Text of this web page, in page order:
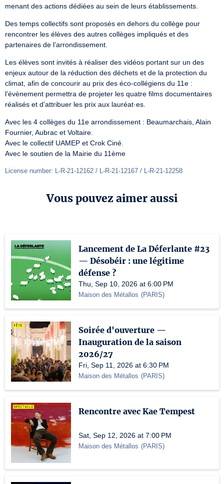
menant des actions dédiées au sein de leurs établissements.
Des temps collectifs sont proposés en dehors du collège pour
rencontrer les élèves des autres collèges impliqués et des
partenaires de l’arrondissement.
Les élèves sont invités à réaliser des vidéos portant sur un des
enjeux autour de la réduction des déchets et de la protection du
climat, afin de concourir au prix des éco-collégiens du 11e :
l’évènement permettra de projeter les quatre films documentaires
réalisés et d’attribuer les prix aux lauréat·es.
Avec les 4 collèges du 11e arrondissement : Beaumarchais, Alain
Fournier, Aubrac et Voltaire.
Avec le collectif UAMEP et Crok Ciné.
Avec le soutien de la Mairie du 11ème
License number: L-R-21-12162 / L-R-21-12167 / L-R-21-12258
Vous pouvez aimer aussi
Lancement de La Déferlante #23
— Désobéir : une légitime
défense ?
Thu, Sep 10, 2026 at 6:00 PM
Maison des Métallos (PARIS)
Soirée d'ouverture —
Inauguration de la saison
2026/27
Fri, Sep 11, 2026 at 6:30 PM
Maison des Métallos (PARIS)
Rencontre avec Kae Tempest
Sat, Sep 12, 2026 at 7:00 PM
Maison des Métallos (PARIS)